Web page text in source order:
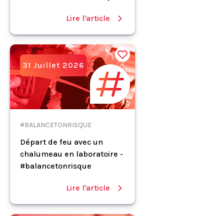
Lire l'article
31 Juillet 2026
#BALANCETONRISQUE
Départ de feu avec un
chalumeau en laboratoire -
#balancetonrisque
Lire l'article